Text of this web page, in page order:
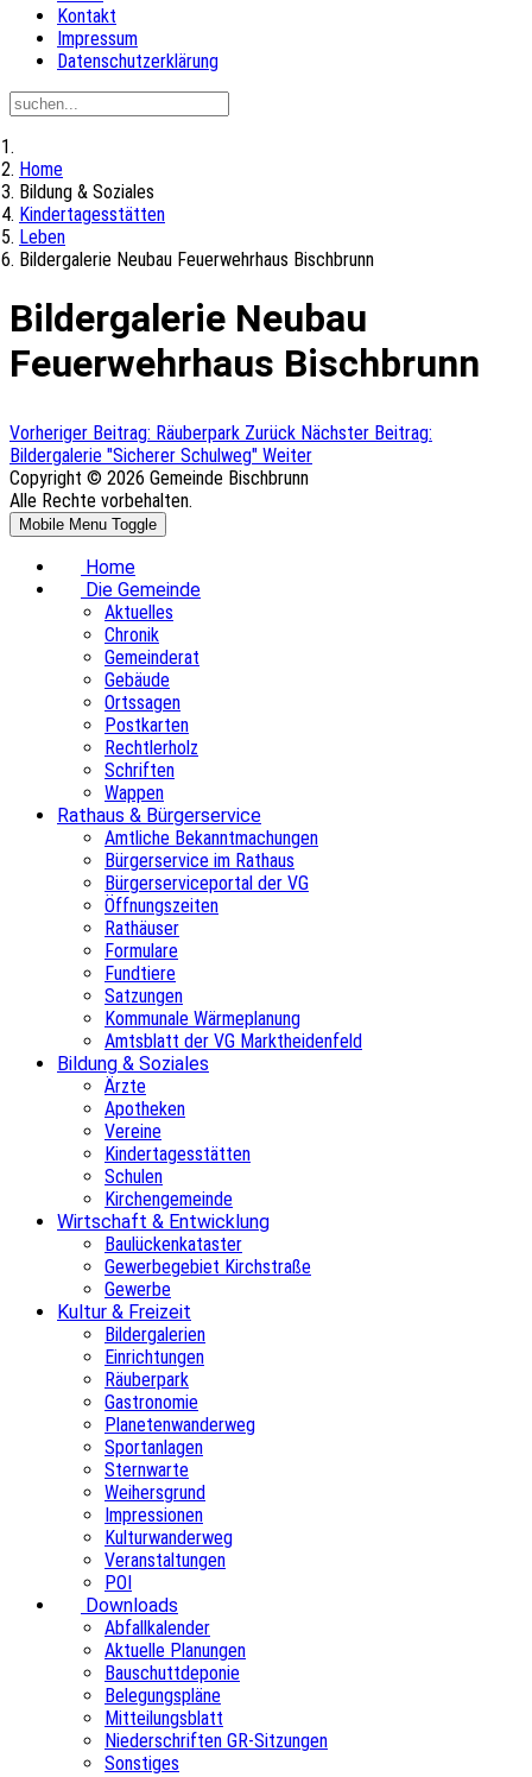
Kontakt
Impressum
Datenschutzerklärung
Home
Bildung & Soziales
Kindertagesstätten
Leben
Bildergalerie Neubau Feuerwehrhaus Bischbrunn
Bildergalerie Neubau
Feuerwehrhaus Bischbrunn
Vorheriger Beitrag: Räuberpark Zurück Nächster Beitrag:
Bildergalerie "Sicherer Schulweg" Weiter
Copyright © 2026 Gemeinde Bischbrunn
Alle Rechte vorbehalten.
Mobile Menu Toggle
Home
Die Gemeinde
Aktuelles
Chronik
Gemeinderat
Gebäude
Ortssagen
Postkarten
Rechtlerholz
Schriften
Wappen
Rathaus & Bürgerservice
Amtliche Bekanntmachungen
Bürgerservice im Rathaus
Bürgerserviceportal der VG
Öffnungszeiten
Rathäuser
Formulare
Fundtiere
Satzungen
Kommunale Wärmeplanung
Amtsblatt der VG Marktheidenfeld
Bildung & Soziales
Ärzte
Apotheken
Vereine
Kindertagesstätten
Schulen
Kirchengemeinde
Wirtschaft & Entwicklung
Baulückenkataster
Gewerbegebiet Kirchstraße
Gewerbe
Kultur & Freizeit
Bildergalerien
Einrichtungen
Räuberpark
Gastronomie
Planetenwanderweg
Sportanlagen
Sternwarte
Weihersgrund
Impressionen
Kulturwanderweg
Veranstaltungen
POI
Downloads
Abfallkalender
Aktuelle Planungen
Bauschuttdeponie
Belegungspläne
Mitteilungsblatt
Niederschriften GR-Sitzungen
Sonstiges